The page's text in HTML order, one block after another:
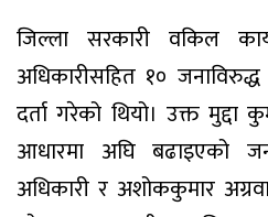
जिल्ला सरकारी वकिल
अधिकारीसहित १० जनाविरुद्ध
दर्ता गरेको थियो। उक्त मुद्दा
आधारमा अघि बढाइएको
अधिकारी र अशोककुमार